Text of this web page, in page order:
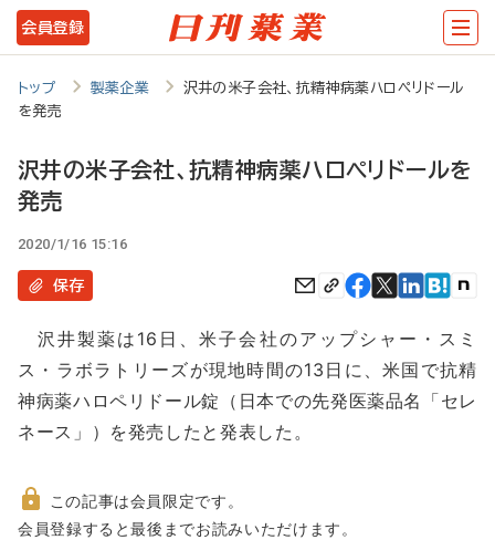
メ
イ
テ
ツ
に
動
会員登録
トップ 製薬企業
沢井の米子会社、抗精神病薬ハロペリドール
を発売
沢井の米子会社、抗精神病薬ハロペリドールを
発売
2020/1/16 15:16
保存
沢井製薬は16日、米子会社のアップシャー・スミ
ス・ラボラトリーズが現地時間の13日に、米国で抗精
神病薬ハロペリドール錠（日本での先発医薬品名「セレ
ネース」）を発売したと発表した。
非
この記事は会員限定です。
会員登録すると最後までお読みいただけます。